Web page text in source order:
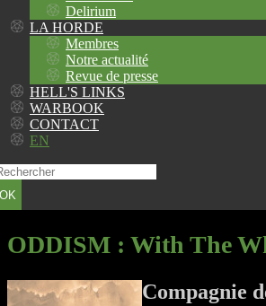
Delirium
LA HORDE
Membres
Notre actualité
Revue de presse
HELL'S LINKS
WARBOOK
CONTACT
EN
OK
ODDISM : With The
Compagnie